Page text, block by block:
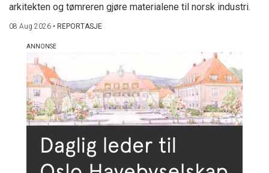
arkitekten og tømreren gjøre materialene til norsk industri.
08 Aug 2026 • REPORTASJE